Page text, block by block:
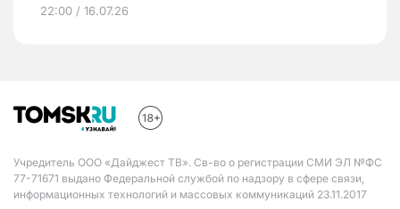
22:00 / 16.07.26
Учредитель ООО «Дайджест ТВ». Св-во о регистрации СМИ ЭЛ №ФС
77-71671 выдано Федеральной службой по надзору в сфере связи,
информационных технологий и массовых коммуникаций 23.11.2017